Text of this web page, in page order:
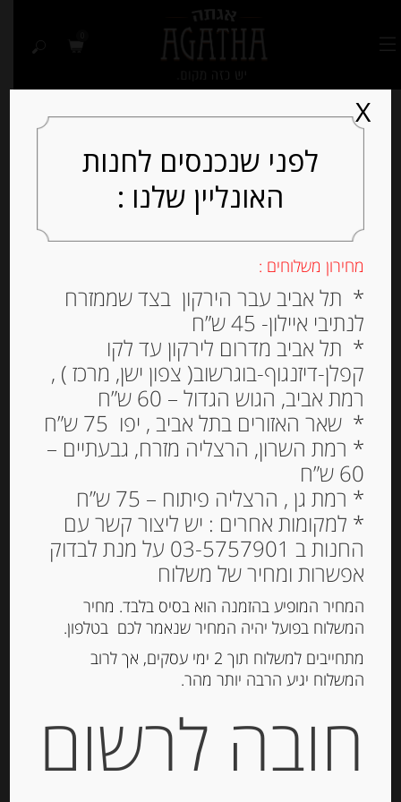
Out of
שוקולד לבן 100 גרם עם
פטל ויוגורט XOCOLATA
JOLONCH BY ALBERT
ADRIA
₪43.00
מחיר ל 100 גרם: 43.00 ש"ח
המלאי אזל
מק"ט:
8410495954375
שוקולד, נוגט, עוגיות
לפני שנכנסים לחנות
האונליין שלנו :
מחירון משלוחים :
* תל אביב עבר הירקון בצד שממזרח
לנתיבי איילון- 45 ש”ח
* תל אביב מדרום לירקון עד לקו
קפלן-דיזנגוף-בוגרשוב( צפון ישן, מרכז ) ,
רמת אביב, הגוש הגדול – 60 ש”ח
* שאר האזורים בתל אביב , יפו 75 ש”ח
* רמת השרון, הרצליה מזרח, גבעתיים –
60 ש”ח
* רמת גן , הרצליה פיתוח – 75 ש”ח
* למקומות אחרים : יש ליצור קשר עם
החנות ב 03-5757901 על מנת לבדוק
אפשרות ומחיר של משלוח
המחיר המופיע בהזמנה הוא בסיס בלבד. מחיר
המשלוח בפועל יהיה המחיר שנאמר לכם בטלפון.
מתחייבים למשלוח תוך 2 ימי עסקים, אך לרוב
המשלוח יגיע הרבה יותר מהר.
חובה לרשום
X